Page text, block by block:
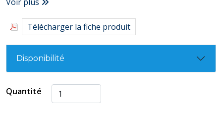
électroniques, y compris le matériel délicat. Sa
formule non conductrice et à évaporation rapide ne
laisse aucun résidu et est compatible avec tous les
métaux, plastiques et caoutchoucs.
Télécharger la fiche produit
Disponibilité
Quantité